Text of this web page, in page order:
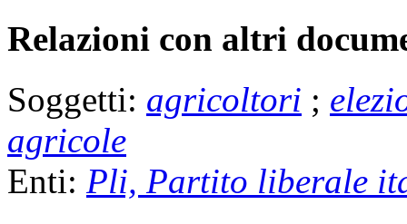
Relazioni con altri
Soggetti: agricoltori ;
agricole
Enti: Pli, Partito liberale